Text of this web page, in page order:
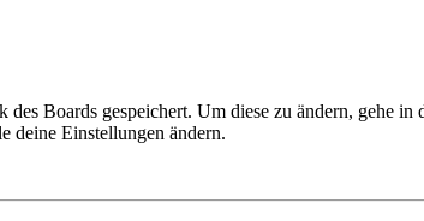
Boards gespeichert. Um diese zu ändern, gehe
deine Einstellungen ändern.